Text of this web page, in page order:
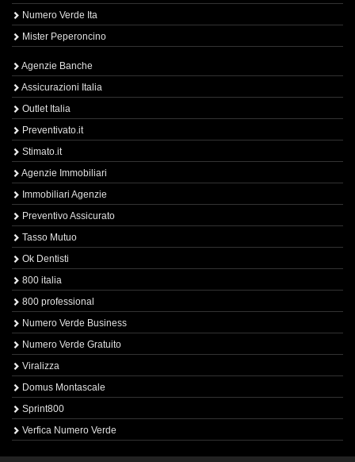
Numero Verde Ita
Mister Peperoncino
Agenzie Banche
Assicurazioni Italia
Outlet Italia
Preventivato.it
Stimato.it
Agenzie Immobiliari
Immobiliari Agenzie
Preventivo Assicurato
Tasso Mutuo
Ok Dentisti
800 italia
800 professional
Numero Verde Business
Numero Verde Gratuito
Viralizza
Domus Montascale
Sprint800
Verfica Numero Verde